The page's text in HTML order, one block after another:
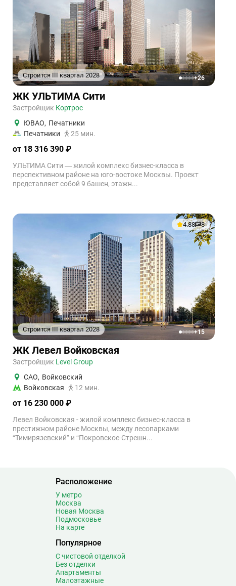
Строится III квартал 2028
12345+26
ЖК УЛЬТИМА Сити
Застройщик Кортрос
ЮВАО, Печатники
Печатники
25 мин.
от 18 316 390 ₽
УЛЬТИМА Сити — жилой комплекс бизнес-класса в
перспективном районе на юго-востоке Москвы. Проект
представляет собой 9 башен, этажн...
Строится III квартал 2028
4.88 8
12345+15
ЖК Левел Войковская
Застройщик Level Group
САО, Войковский
Войковская
12 мин.
от 16 230 000 ₽
Левел Войковская - жилой комплекс бизнес-класса в
престижном районе Москвы, между лесопарками
“Тимирязевский” и “Покровское-Стрешн...
Расположение
У метро
Москва
Новая Москва
Подмосковье
На карте
Популярное
С чистовой отделкой
Без отделки
Апартаменты
Малоэтажные